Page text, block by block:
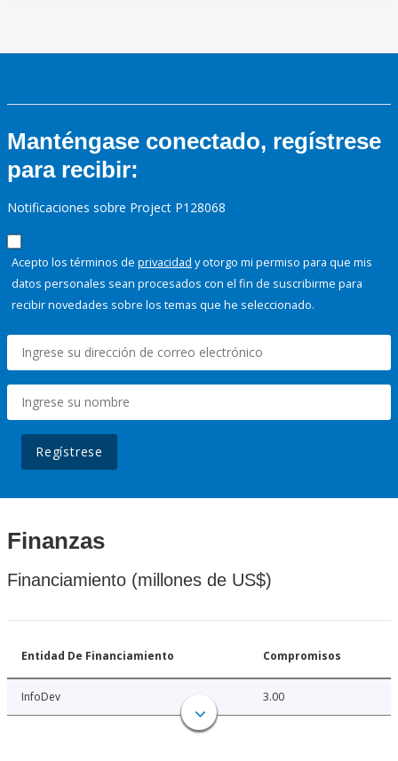
Manténgase conectado, regístrese
para recibir:
Notificaciones sobre Project P128068
Acepto los términos de privacidad y otorgo mi permiso para que mis
datos personales sean procesados con el fin de suscribirme para
recibir novedades sobre los temas que he seleccionado.
Regístrese
Finanzas
Financiamiento (millones de US$)
Entidad De Financiamiento Compromisos
InfoDev 3.00